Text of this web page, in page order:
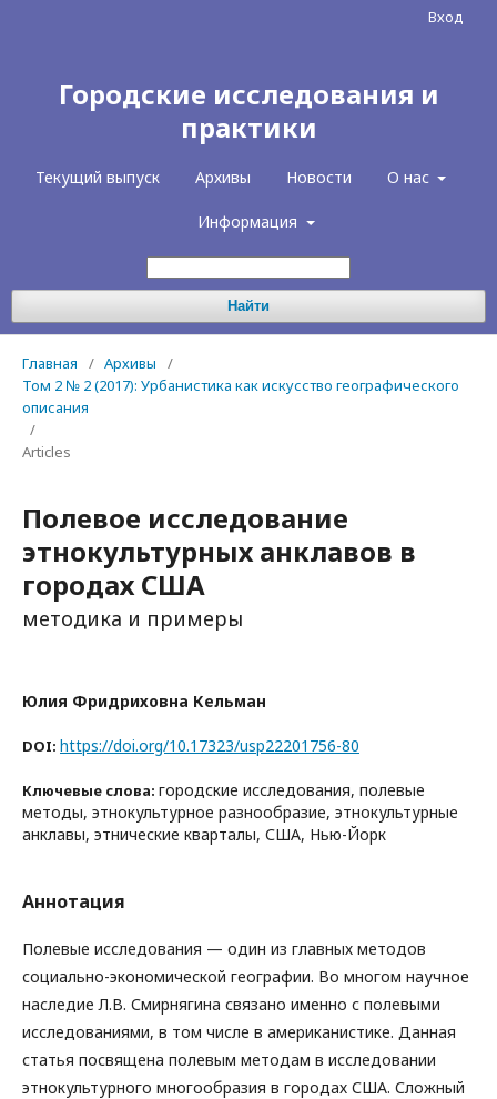
Городские исследования и
практики
Текущий выпуск Архивы Новости О нас
Информация
Найти
Вход
Главная / Архивы
/
Том 2 № 2 (2017): Урбанистика как искусство географического
описания
/
Articles
Полевое исследование
этнокультурных анклавов в
городах США
методика и примеры
Юлия Фридриховна Кельман
DOI: https://doi.org/10.17323/usp22201756-80
Ключевые слова: городские исследования, полевые
методы, этнокультурное разнообразие, этнокультурные
анклавы, этнические кварталы, США, Нью-Йорк
Аннотация
Полевые исследования — один из главных методов
социально-экономической географии. Во многом научное
наследие Л.В. Смирнягина связано именно с полевыми
исследованиями, в том числе в американистике. Данная
статья посвящена полевым методам в исследовании
этнокультурного многообразия в городах США. Сложный